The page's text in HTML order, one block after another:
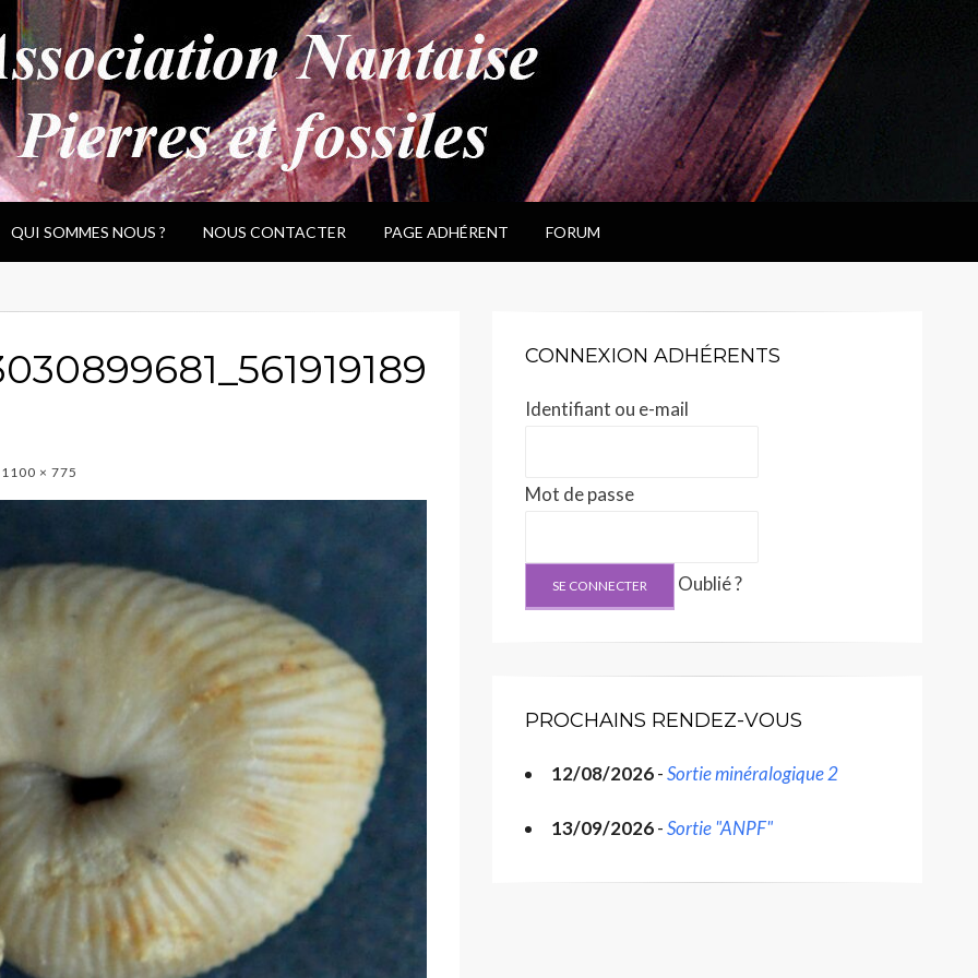
QUI SOMMES NOUS ? NOUS CONTACTER PAGE ADHÉRENT FORUM
× 775
CONNEXION ADHÉRENTS
Identifiant ou e-mail
Mot de passe
Oublié ?
PROCHAINS RENDEZ-VOUS
12/08/2026-Sortie minéralogique 2
13/09/2026-Sortie "ANPF"